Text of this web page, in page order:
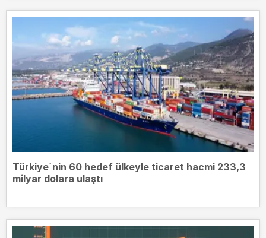
Türkiye`nin 60 hedef ülkeyle ticaret hacmi 233,3
milyar dolara ulaştı